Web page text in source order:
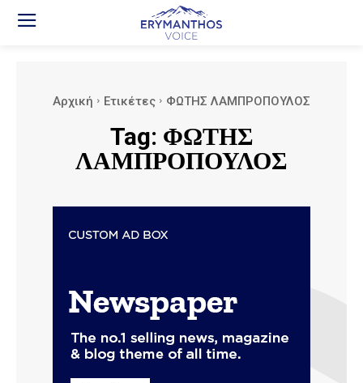
Αρχική Ετικέτες ΦΩΤΗΣ ΛΑΜΠΡΟΠΟΥΛΟΣ
Tag: ΦΩΤΗΣ
ΛΑΜΠΡΟΠΟΥΛΟΣ